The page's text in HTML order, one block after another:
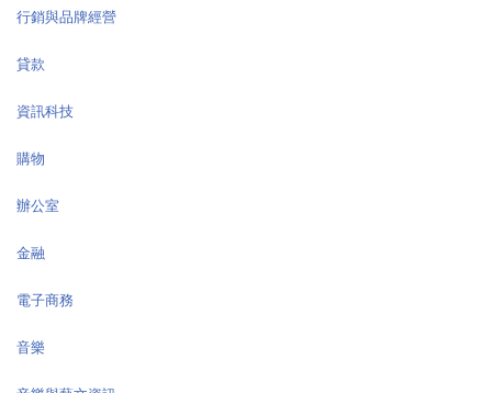
行銷與品牌經營
貸款
資訊科技
購物
辦公室
金融
電子商務
音樂